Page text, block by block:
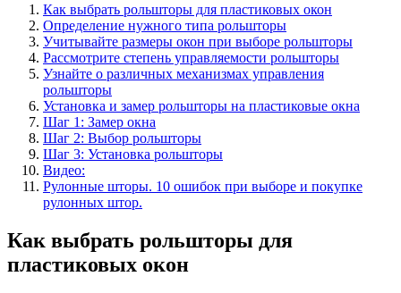
Как выбрать рольшторы для пластиковых окон
Определение нужного типа рольшторы
Учитывайте размеры окон при выборе рольшторы
Рассмотрите степень управляемости рольшторы
Узнайте о различных механизмах управления
рольшторы
Установка и замер рольшторы на пластиковые окна
Шаг 1: Замер окна
Шаг 2: Выбор рольшторы
Шаг 3: Установка рольшторы
Видео:
Рулонные шторы. 10 ошибок при выборе и покупке
рулонных штор.
Как выбрать рольшторы для
пластиковых окон